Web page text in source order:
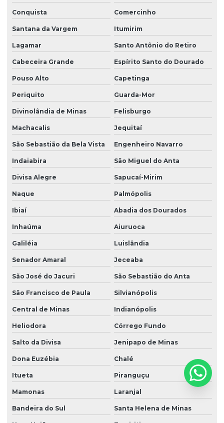
Conquista Comercinho
Santana da Vargem Itumirim
Lagamar Santo Antônio do Retiro
Cabeceira Grande Espírito Santo do Dourado
Pouso Alto Capetinga
Periquito Guarda-Mor
Divinolândia de Minas Felisburgo
Machacalis Jequitaí
São Sebastião da Bela Vista Engenheiro Navarro
Indaiabira São Miguel do Anta
Divisa Alegre Sapucaí-Mirim
Naque Palmópolis
Ibiaí Abadia dos Dourados
Inhaúma Aiuruoca
Galiléia Luislândia
Senador Amaral Jeceaba
São José do Jacuri São Sebastião do Anta
São Francisco de Paula Silvianópolis
Central de Minas Indianópolis
Heliodora Córrego Fundo
Salto da Divisa Jenipapo de Minas
Dona Euzébia Chalé
Itueta Piranguçu
Mamonas Laranjal
Bandeira do Sul Santa Helena de Minas